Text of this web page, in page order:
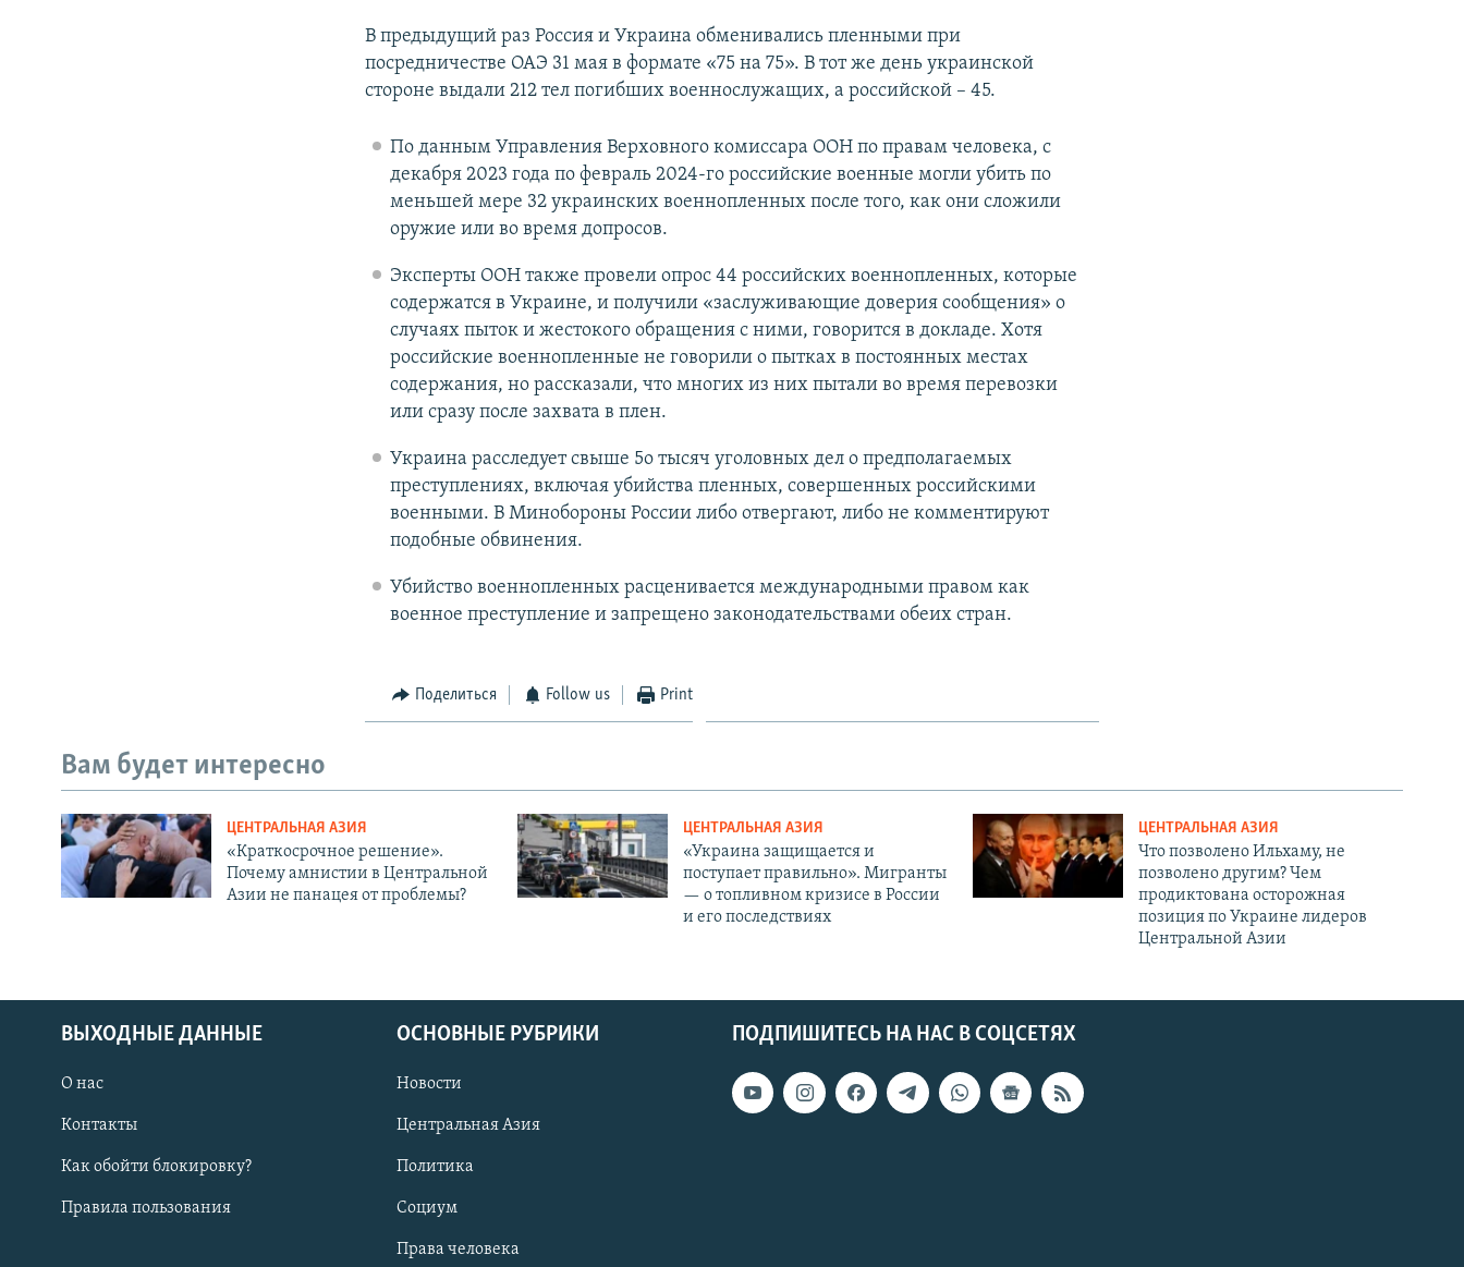
В предыдущий раз Россия и Украина обменивались пленными при
посредничестве ОАЭ 31 мая в формате «75 на 75». В тот же день украинской
стороне выдали 212 тел погибших военнослужащих, а российской – 45.
По данным Управления Верховного комиссара ООН по правам человека, с
декабря 2023 года по февраль 2024-го российские военные могли убить по
меньшей мере 32 украинских военнопленных после того, как они сложили
оружие или во время допросов.
Эксперты ООН также провели опрос 44 российских военнопленных, которые
содержатся в Украине, и получили «заслуживающие доверия сообщения» о
случаях пыток и жестокого обращения с ними, говорится в докладе. Хотя
российские военнопленные не говорили о пытках в постоянных местах
содержания, но рассказали, что многих из них пытали во время перевозки
или сразу после захвата в плен.
Украина расследует свыше 5о тысяч уголовных дел о предполагаемых
преступлениях, включая убийства пленных, совершенных российскими
военными. В Минобороны России либо отвергают, либо не комментируют
подобные обвинения.
Убийство военнопленных расценивается международными правом как
военное преступление и запрещено законодательствами обеих стран.
Поделиться Follow us Print
Вам будет интересно
ЦЕНТРАЛЬНАЯ АЗИЯ
«Краткосрочное решение».
Почему амнистии в Центральной
Азии не панацея от проблемы?
ЦЕНТРАЛЬНАЯ АЗИЯ
«Украина защищается и
поступает правильно». Мигранты
— о топливном кризисе в России
и его последствиях
ЦЕНТРАЛЬНАЯ АЗИЯ
Что позволено Ильхаму, не
позволено другим? Чем
продиктована осторожная
позиция по Украине лидеров
Центральной Азии
ПОДПИШИТЕСЬ НА НАС В СОЦСЕТЯХ
ВЫХОДНЫЕ ДАННЫЕ
О нас
Контакты
Как обойти блокировку?
Правила пользования
ОСНОВНЫЕ РУБРИКИ
Новости
Центральная Азия
Политика
Социум
Права человека